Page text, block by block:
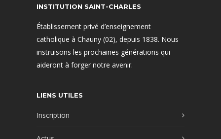
INSTITUTION SAINT-CHARLES
Établissement privé d’enseignement
catholique à Chauny (02), depuis 1838. Nous
instruisons les prochaines générations qui
aideront à forger notre avenir.
LIENS UTILES
Inscription